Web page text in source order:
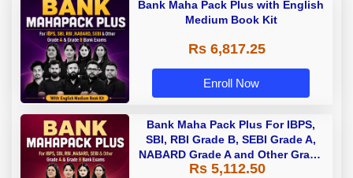
Bank Maha Pack Plus with English
Medium Book Kit
Rs 6,817.25
Enroll Now
Bank Maha Pack Plus For IBPS,
SBI, RBI Grade B, SEBI Grade A,
NABARD Grade A and Other Grade
A & Grade B Bank Exams
Rs 5,112.50